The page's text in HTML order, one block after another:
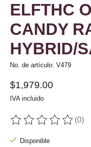
ELFTHC
CANDY
HYBRID/
No. de artículo: V479
$1,979.00
IVA incluido
The rating of this
(0)
Disponible